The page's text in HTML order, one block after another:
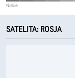
Niskie
SATELITA: ROSJA